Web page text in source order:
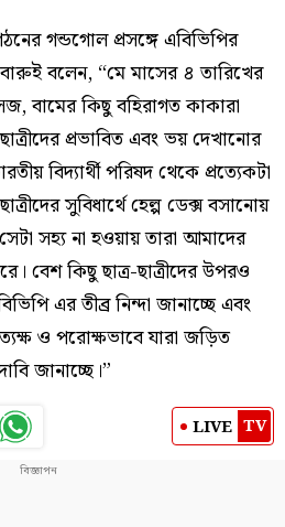
গন্ডগোল প্রসঙ্গে এবিভিপির
বলেন, “মে মাসের ৪ তারিখের
বামের কিছু বহিরাগত কাকারা
প্রভাবিত এবং ভয় দেখানোর
বিদ্যার্থী পরিষদ থেকে প্রত্যেকটা
সুবিধার্থে হেল্প ডেক্স বসানোয়
সহ্য না হওয়ায় তারা আমাদের
বেশ কিছু ছাত্র-ছাত্রীদের উপরও
এর তীব্র নিন্দা জানাচ্ছে এবং
ও পরোক্ষভাবে যারা জড়িত
জানাচ্ছে।”
LIVE TV